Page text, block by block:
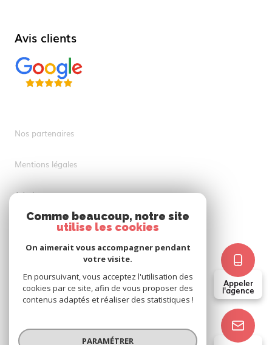
Appeler
l'agence
Avis clients
Nos partenaires
Mentions légales
Admin
Nos honoraires
Cookies
© 2026 | Tous droits réservés
Comme beaucoup, notre site
utilise les cookies
On aimerait vous accompagner pendant
votre visite.
En poursuivant, vous acceptez l'utilisation des
cookies par ce site, afin de vous proposer des
contenus adaptés et réaliser des statistiques !
PARAMÉTRER